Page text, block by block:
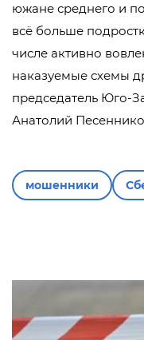
южане среднего и
всё больше
числе активно
наказуемые схемы
председатель Юго-
Анатолий
мошенники